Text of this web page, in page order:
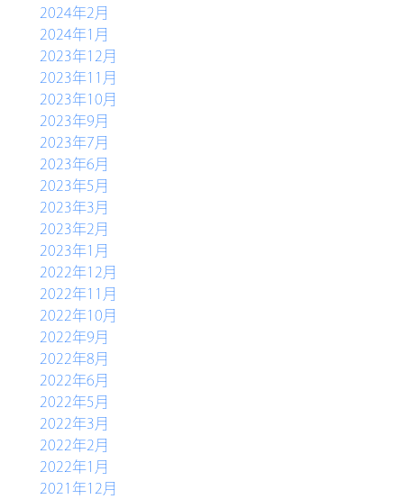
2024年2月
2024年1月
2023年12月
2023年11月
2023年10月
2023年9月
2023年7月
2023年6月
2023年5月
2023年3月
2023年2月
2023年1月
2022年12月
2022年11月
2022年10月
2022年9月
2022年8月
2022年6月
2022年5月
2022年3月
2022年2月
2022年1月
2021年12月